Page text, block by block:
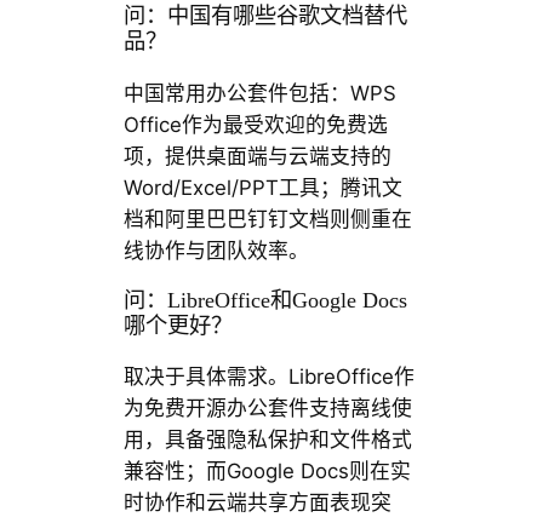
问：中国有哪些谷歌文档替代
品？
中国常用办公套件包括：WPS
Office作为最受欢迎的免费选
项，提供桌面端与云端支持的
Word/Excel/PPT工具；腾讯文
档和阿里巴巴钉钉文档则侧重在
线协作与团队效率。
问：LibreOffice和Google Docs
哪个更好？
取决于具体需求。LibreOffice作
为免费开源办公套件支持离线使
用，具备强隐私保护和文件格式
兼容性；而Google Docs则在实
时协作和云端共享方面表现突